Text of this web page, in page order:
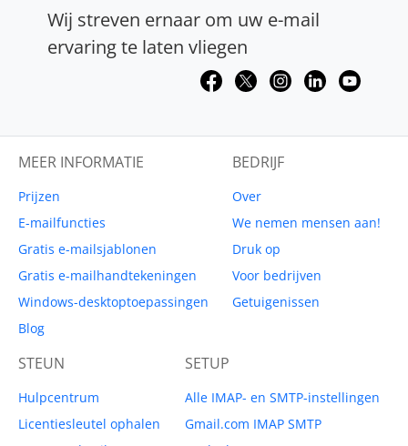
Wij streven ernaar om uw e-mail
ervaring te laten vliegen
MEER INFORMATIE
Prijzen
E-mailfuncties
Gratis e-mailsjablonen
Gratis e-mailhandtekeningen
Windows-desktoptoepassingen
Blog
BEDRIJF
Over
We nemen mensen aan!
Druk op
Voor bedrijven
Getuigenissen
STEUN
Hulpcentrum
Licentiesleutel ophalen
SETUP
Alle IMAP- en SMTP-instellingen
Gmail.com IMAP SMTP